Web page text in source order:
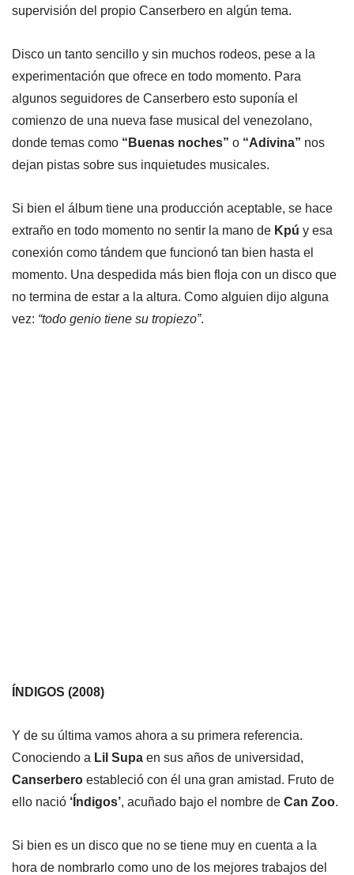
supervisión del propio Canserbero en algún tema.
Disco un tanto sencillo y sin muchos rodeos, pese a la
experimentación que ofrece en todo momento. Para
algunos seguidores de Canserbero esto suponía el
comienzo de una nueva fase musical del venezolano,
donde temas como “Buenas noches” o “Adivina” nos
dejan pistas sobre sus inquietudes musicales.
Si bien el álbum tiene una producción aceptable, se hace
extraño en todo momento no sentir la mano de Kpú y esa
conexión como tándem que funcionó tan bien hasta el
momento. Una despedida más bien floja con un disco que
no termina de estar a la altura. Como alguien dijo alguna
vez: “todo genio tiene su tropiezo”.
ÍNDIGOS (2008)
Y de su última vamos ahora a su primera referencia.
Conociendo a Lil Supa en sus años de universidad,
Canserbero estableció con él una gran amistad. Fruto de
ello nació ‘Índigos’, acuñado bajo el nombre de Can Zoo.
Si bien es un disco que no se tiene muy en cuenta a la
hora de nombrarlo como uno de los mejores trabajos del